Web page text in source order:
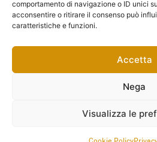
comportamento di navigazione o ID unici
acconsentire o ritirare il consenso può
caratteristiche e funzioni.
Accetta
Nega
Visualizza le
Copyright 2022 – All rights
10747300969 PEC:
Monza Brianza Lodi, Rea: MB-
Obblighi informativi per le erogazioni
nostra impresa sono contenuti nel
link.